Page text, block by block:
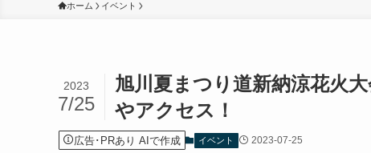
ホーム イベント
旭川夏まつり道新納涼花火
やアクセス！
2023
7/25
広告･PRあり AIで作成 イベント 2023-07-25